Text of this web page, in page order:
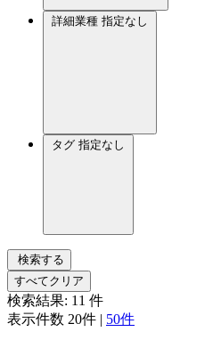
詳細業種 指定なし
タグ 指定なし
検索する
すべてクリア
検索結果: 11 件
表示件数 20件 | 50件